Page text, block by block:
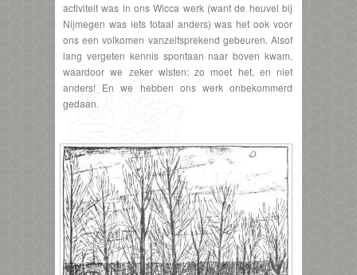
activiteit was in ons Wicca werk (want de heuvel bij
Nijmegen was iets totaal anders) was het ook voor
ons een volkomen vanzelfsprekend gebeuren. Alsof
lang vergeten kennis spontaan naar boven kwam,
waardoor we zeker wisten: zo moet het, en niet
anders! En we hebben ons werk onbekommerd
gedaan.